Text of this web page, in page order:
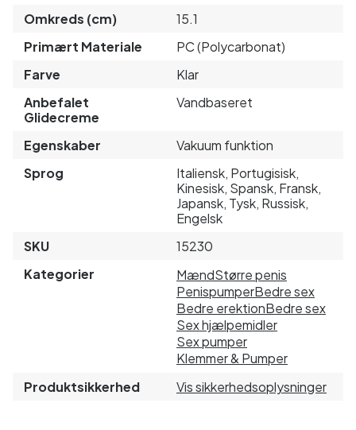
Omkreds (cm)
15.1
Primært Materiale
PC (Polycarbonat)
Farve
Klar
Anbefalet
Glidecreme
Vandbaseret
Egenskaber
Vakuum funktion
Sprog
Italiensk, Portugisisk,
Kinesisk, Spansk, Fransk,
Japansk, Tysk, Russisk,
Engelsk
SKU
15230
Kategorier
MændStørre penis
PenispumperBedre sex
Bedre erektionBedre sex
Sex hjælpemidler
Sex pumper
Klemmer & Pumper
Produktsikkerhed
Vis sikkerhedsoplysninger